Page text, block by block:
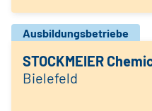
Ausbildungsbetriebe
STOCKMEIER
Bielefeld